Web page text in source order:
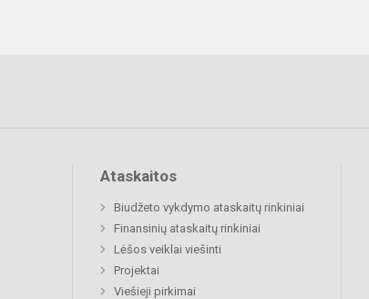
Ataskaitos
Biudžeto vykdymo ataskaitų rinkiniai
Finansinių ataskaitų rinkiniai
Lėšos veiklai viešinti
Projektai
Viešieji pirkimai